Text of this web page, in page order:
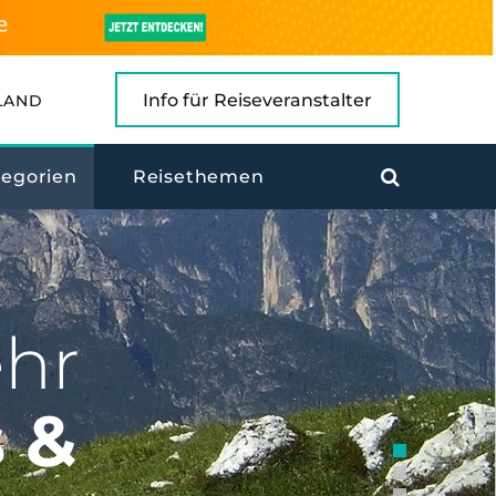
Info für Reiseveranstalter
Reisethemen
&